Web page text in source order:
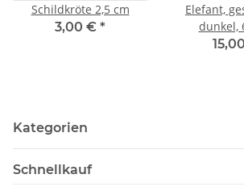
Schildkröte 2,5 cm
3,00 € *
Elefant,
dunkel,
Kategorien
Schnellkauf